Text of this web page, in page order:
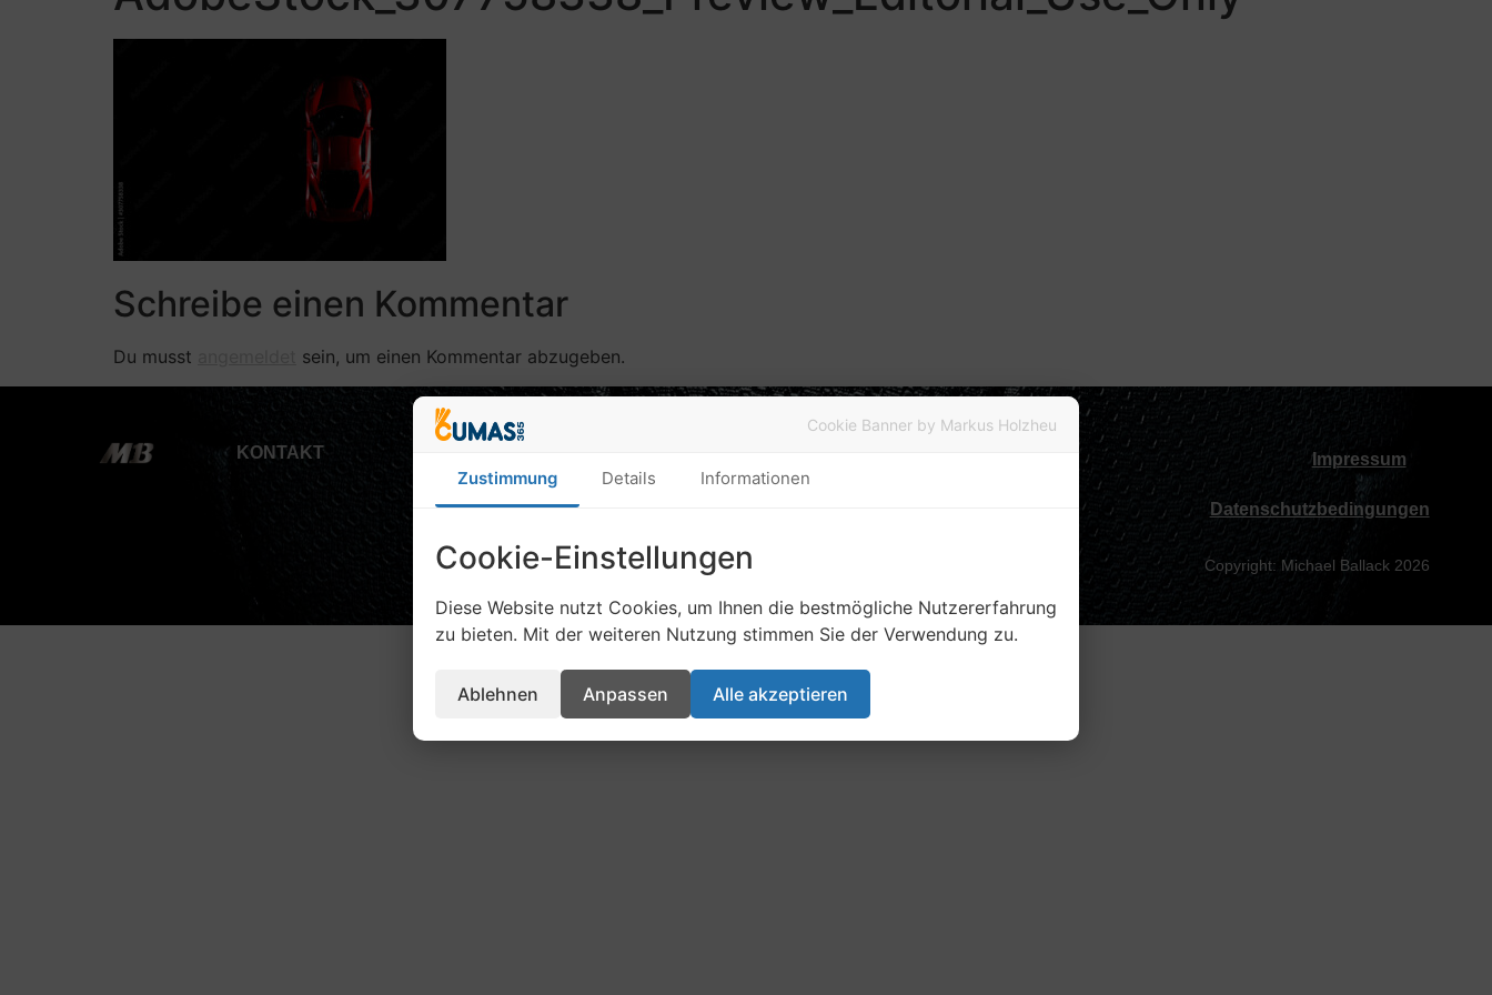
Schreibe einen Kommentar
Du musst sein, um einen Kommentar abzugeben.
KONTAKT Impressum
Datenschutzbedingungen
Copyright: Michael Ballack 2026
Englisch
Cookie Banner by Markus Holzheu
Zustimmung Details Informationen
Cookie-Einstellungen
Diese Website nutzt Cookies, um Ihnen die bestmögliche Nutzererfahrung
zu bieten. Mit der weiteren Nutzung stimmen Sie der Verwendung zu.
Ablehnen Anpassen Alle akzeptieren